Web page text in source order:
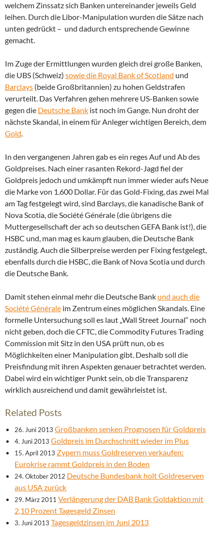
welchem Zinssatz sich Banken untereinander jeweils Geld
leihen. Durch die Libor-Manipulation wurden die Sätze nach
unten gedrückt – und dadurch entsprechende Gewinne
gemacht.
Im Zuge der Ermittlungen wurden gleich drei große Banken,
die UBS (Schweiz) sowie die Royal Bank of Scotland und
Barclays (beide Großbritannien) zu hohen Geldstrafen
verurteilt. Das Verfahren gehen mehrere US-Banken sowie
gegen die Deutsche Bank ist noch im Gange. Nun droht der
nächste Skandal, in einem für Anleger wichtigen Bereich, dem
Gold.
In den vergangenen Jahren gab es ein reges Auf und Ab des
Goldpreises. Nach einer rasanten Rekord-Jagd fiel der
Goldpreis jedoch und umkämpft nun immer wieder aufs Neue
die Marke von 1.600 Dollar. Für das Gold-Fixing, das zwei Mal
am Tag festgelegt wird, sind Barclays, die kanadische Bank of
Nova Scotia, die Société Générale (die übrigens die
Muttergesellschaft der ach so deutschen GEFA Bank ist!), die
HSBC und, man mag es kaum glauben, die Deutsche Bank
zuständig. Auch die Silberpreise werden per Fixing festgelegt,
ebenfalls durch die HSBC, die Bank of Nova Scotia und durch
die Deutsche Bank.
Damit stehen einmal mehr die Deutsche Bank und auch die
Société Générale im Zentrum eines möglichen Skandals. Eine
formelle Untersuchung soll es laut „Wall Street Journal“ noch
nicht geben, doch die CFTC, die Commodity Futures Trading
Commission mit Sitz in den USA prüft nun, ob es
Möglichkeiten einer Manipulation gibt. Deshalb soll die
Preisfindung mit ihren Aspekten genauer betrachtet werden.
Dabei wird ein wichtiger Punkt sein, ob die Transparenz
wirklich ausreichend und damit gewährleistet ist.
Related Posts
26. Juni 2013 Großbanken senken Prognosen für Goldpreis
4. Juni 2013 Goldpreis im Durchschnitt wieder im Plus
15. April 2013 Zypern muss Goldreserven verkaufen:
Eurokrise rammt Goldpreis in den Boden
24. Oktober 2012 Deutsche Bundesbank holt Goldreserven
aus USA zurück
29. März 2011 Verlängerung der DAB Bank Goldaktion mit
2,10 Prozent Tagesgeld Zinsen
3. Juni 2013 Tagesgeldzinsen im Juni 2013